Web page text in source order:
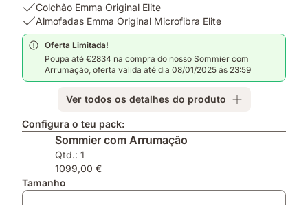
1:
Cama
Sommier
com
arrumação
USP
2:
Colchão
Emma
Original
Elite
Colchão Emma Original Elite
USP
3:
Almofadas
Emma
Original
Almofadas Emma Original Microfibra Elite
Oferta Limitada!
Poupa até €2834 na compra do nosso Sommier com
Arrumação, oferta valida até dia 08/01/2025 ás 23:59
Ver todos os detalhes do produto
Configura o teu pack:
Sommier com Arrumação
Qtd.: 1
1099,00 €
Tamanho